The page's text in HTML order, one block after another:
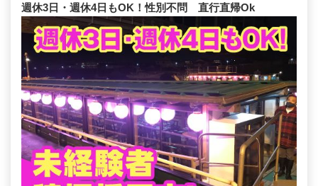
週休3日・週休4日もOK！性別不問 直行直帰Ok